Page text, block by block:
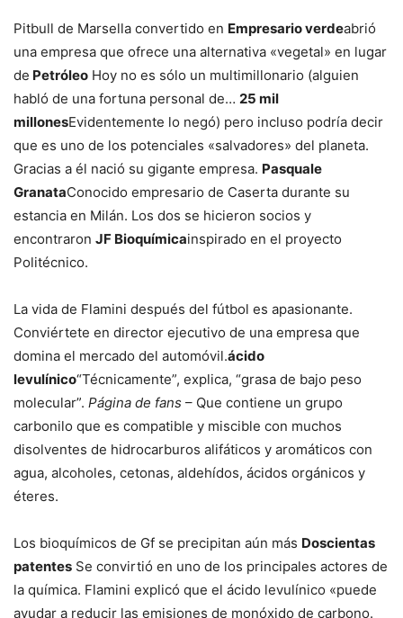
Pitbull de Marsella convertido en Empresario verdeabrió
una empresa que ofrece una alternativa «vegetal» en lugar
de Petróleo Hoy no es sólo un multimillonario (alguien
habló de una fortuna personal de… 25 mil
millonesEvidentemente lo negó) pero incluso podría decir
que es uno de los potenciales «salvadores» del planeta.
Gracias a él nació su gigante empresa. Pasquale
GranataConocido empresario de Caserta durante su
estancia en Milán. Los dos se hicieron socios y
encontraron JF Bioquímicainspirado en el proyecto
Politécnico.
La vida de Flamini después del fútbol es apasionante.
Conviértete en director ejecutivo de una empresa que
domina el mercado del automóvil.ácido
levulínico“Técnicamente”, explica, “grasa de bajo peso
molecular”. Página de fans – Que contiene un grupo
carbonilo que es compatible y miscible con muchos
disolventes de hidrocarburos alifáticos y aromáticos con
agua, alcoholes, cetonas, aldehídos, ácidos orgánicos y
éteres.
Los bioquímicos de Gf se precipitan aún más Doscientas
patentes Se convirtió en uno de los principales actores de
la química. Flamini explicó que el ácido levulínico «puede
ayudar a reducir las emisiones de monóxido de carbono.